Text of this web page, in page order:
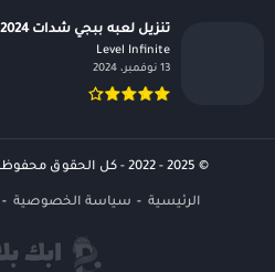
تنزيل لعبه ببجي شدات 2024 مهكرة للاندرويد APK 2025
Level Infinite‏
13 نوفمبر، 2024
© 2025 - 2022 - كل الحقوق محفوظة لدى -
الرئيسية سياسة الخصوصية